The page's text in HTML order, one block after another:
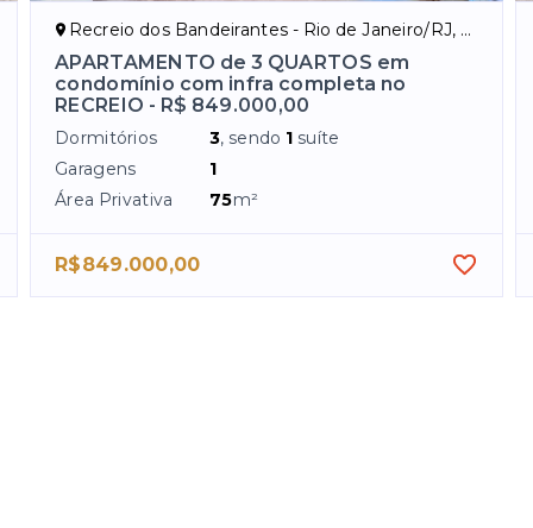
Recreio dos Bandeirantes - Rio de Janeiro/RJ, Zona Oeste
APARTAMENTO de 3 QUARTOS em
condomínio com infra completa no
RECREIO - R$ 849.000,00
Dormitórios 3, sendo 1 suíte
Garagens
1
Área Privativa
75m²
R$849.000,00